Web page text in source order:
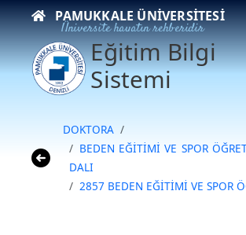
PAMUKKALE ÜNIVERSITESI
Üniversite hayatın rehberidir
Eğitim Bilgi
Sistemi
DOKTORA
BEDEN EĞİTİMİ VE SPOR
DALI
2857 BEDEN EĞİTİMİ VE SPOR